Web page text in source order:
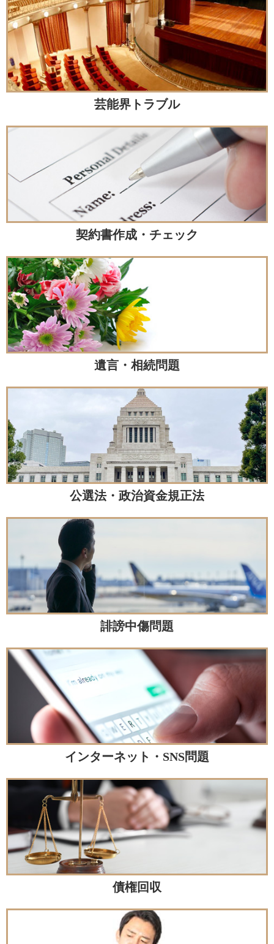
芸能界トラブル
契約書作成・チェック
遺言・相続問題
公選法・政治資金規正法
誹謗中傷問題
インターネット・SNS問題
債権回収